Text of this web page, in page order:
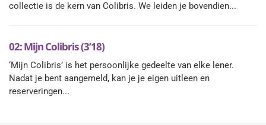
collectie is de kern van Colibris. We leiden je bovendien...
02: Mijn Colibris (3’18)
‘Mijn Colibris’ is het persoonlijke gedeelte van elke lener.
Nadat je bent aangemeld, kan je je eigen uitleen en
reserveringen...